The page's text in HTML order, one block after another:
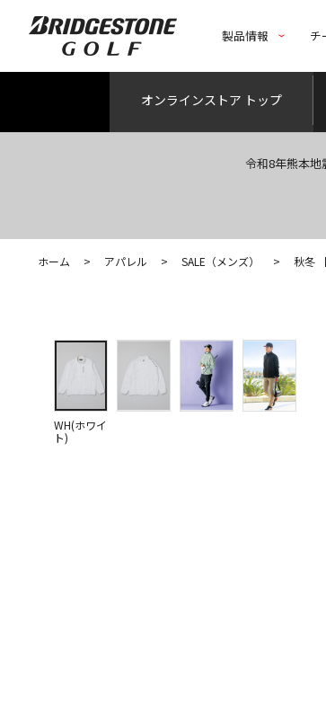
製品情報 チ
オンラインストア トップ
令和8年熊本地
ホーム > アパレル > SALE（メンズ） > 秋冬
WH(ホワイ
ト)